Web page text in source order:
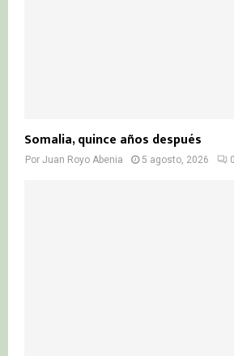
Somalia, quince años después
Por Juan Royo Abenia 5 agosto, 2026 0